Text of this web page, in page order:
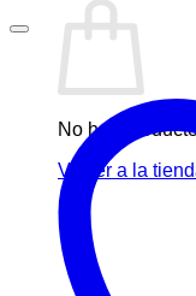
No hay
Volver a la